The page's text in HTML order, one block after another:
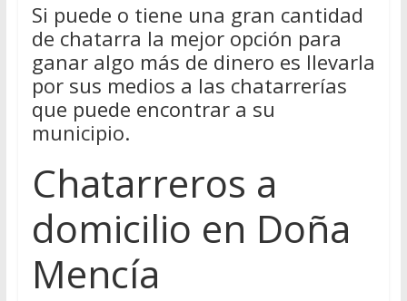
Si puede o tiene una gran cantidad
de chatarra la mejor opción para
ganar algo más de dinero es llevarla
por sus medios a las chatarrerías
que puede encontrar a su
municipio.
Chatarreros a
domicilio en Doña
Mencía